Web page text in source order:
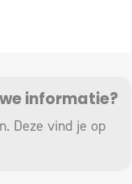
informatie?
Deze vind je op